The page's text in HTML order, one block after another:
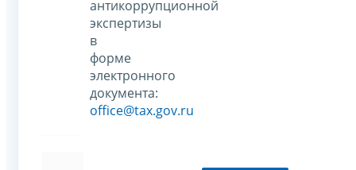
антикоррупционной
экспертизы
в
форме
электронного
документа:
office@tax.gov.ru